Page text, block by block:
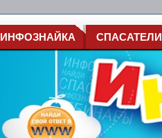
ИНФОЗНАЙКА СПАСАТЕЛИ